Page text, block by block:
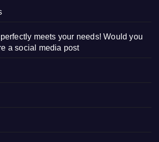
meets your needs! Would you
a social media post